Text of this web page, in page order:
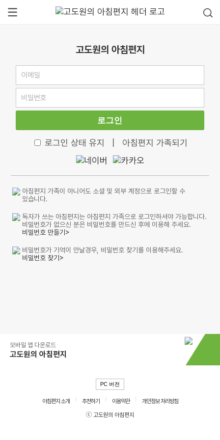
고도원의 아침편지
로그인
로그인 상태 유지 아침편지 가족되기
아침편지 가족이 아니어도 소셜 및 외부 계정으로 로그인할 수
있습니다.
독자가 쓰는 아침편지는 아침편지 가족으로 로그인하셔야 가능합니다.
비밀번호가 없으신 분은 비밀번호를 만드신 후에 이용해 주세요.
비밀번호 만들기>
비밀번호가 기억이 안날경우, 비밀번호 찾기를 이용해주세요.
비밀번호 찾기>
모바일 앱 다운로드
고도원의 아침편지
PC 버전
아침편지 소개 추천하기 이용약관
개인정보 처리방침
ⓒ 고도원의 아침편지